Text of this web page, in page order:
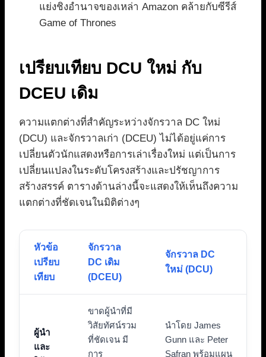
แย่งชิงอำนาจของเหล่า Amazon คล้ายกับซีรีส์
Game of Thrones
เปรียบเทียบ DCU ใหม่ กับ
DCEU เดิม
ความแตกต่างที่สำคัญระหว่างจักรวาล DC ใหม่
(DCU) และจักรวาลเก่า (DCEU) ไม่ได้อยู่แค่การ
เปลี่ยนตัวนักแสดงหรือการเล่าเรื่องใหม่ แต่เป็นการ
เปลี่ยนแปลงในระดับโครงสร้างและปรัชญาการ
สร้างสรรค์ ตารางด้านล่างนี้จะแสดงให้เห็นถึงความ
แตกต่างที่ชัดเจนในมิติต่างๆ
หัวข้อ
เปรียบ
เทียบ
จักรวาล
DC เดิม
(DCEU)
จักรวาล DC
ใหม่ (DCU)
ผู้นำ
และ
ขาดผู้นำที่มี
วิสัยทัศน์รวม
ที่ชัดเจน มี
การ
นำโดย James
Gunn และ Peter
Safran พร้อมแผน